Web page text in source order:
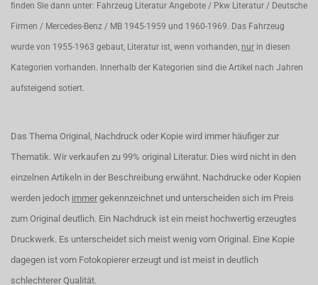
finden Sie dann unter: Fahrzeug Literatur Angebote / Pkw Literatur / Deutsche
Firmen / Mercedes-Benz / MB 1945-1959 und 1960-1969. Das Fahrzeug
wurde von 1955-1963 gebaut, Literatur ist, wenn vorhanden, nur in diesen
Kategorien vorhanden. Innerhalb der Kategorien sind die Artikel nach Jahren
aufsteigend sotiert.
Das Thema Original, Nachdruck oder Kopie wird immer häufiger zur
Thematik. Wir verkaufen zu 99% original Literatur. Dies wird nicht in den
einzelnen Artikeln in der Beschreibung erwähnt. Nachdrucke oder Kopien
werden jedoch immer gekennzeichnet und unterscheiden sich im Preis
zum Original deutlich. Ein Nachdruck ist ein meist hochwertig erzeugtes
Druckwerk. Es unterscheidet sich meist wenig vom Original. Eine Kopie
dagegen ist vom Fotokopierer erzeugt und ist meist in deutlich
schlechterer Qualität.